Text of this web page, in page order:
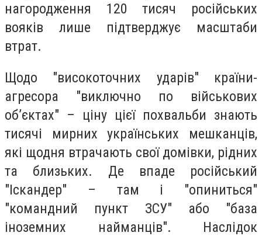
нагородження 120 тисяч російських
вояків лише підтверджує масштаби
втрат.
Щодо "високоточних ударів" країни-
агресора "виключно по військових
об’єктах" – ціну цієї похвальби знають
тисячі мирних українських мешканців,
які щодня втрачають свої домівки, рідних
та близьких. Де впаде російський
"Іскандер" – там і "опиниться"
"командний пункт ЗСУ" або "база
іноземних найманців". Наслідок